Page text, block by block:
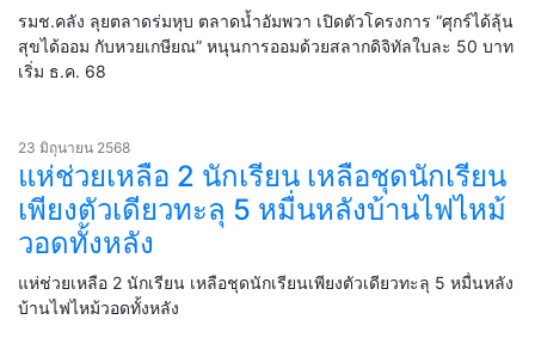
รมช.คลัง ลุยตลาดร่มหุบ ตลาดน้ำอัมพวา เปิดตัวโครงการ “ศุกร์ได้ลุ้น
สุขได้ออม กับหวยเกษียณ” หนุนการออมด้วยสลากดิจิทัลใบละ 50 บาท
เริ่ม ธ.ค. 68
23 มิถุนายน 2568
แห่ช่วยเหลือ 2 นักเรียน เหลือชุดนักเรียน
เพียงตัวเดียวทะลุ 5 หมื่นหลังบ้านไฟไหม้
วอดทั้งหลัง
แห่ช่วยเหลือ 2 นักเรียน เหลือชุดนักเรียนเพียงตัวเดียวทะลุ 5 หมื่นหลัง
บ้านไฟไหม้วอดทั้งหลัง